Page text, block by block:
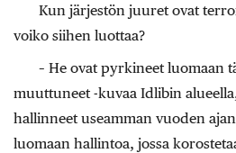
Kun järjestön juuret ovat
voiko siihen luottaa?
– He ovat pyrkineet luomaan
muuttuneet -kuvaa Idlibin
hallinneet useamman vuoden
luomaan hallintoa, jossa